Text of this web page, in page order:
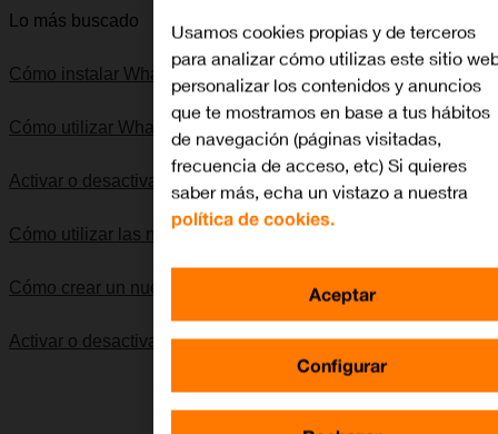
Lo más buscado
Cómo instalar WhatsApp Messenger
Cómo utilizar WhatsApp Messenger
Activar o desactivar el modo silencioso
Cómo utilizar las notificaciones
Cómo crear un nuevo contacto
Activar o desactivar el modo de avión
Usamos cookies propias y de terceros
para analizar cómo utilizas este sitio
personalizar los contenidos y anuncios
que te mostramos en base a tus hábitos
de navegación (páginas visitadas,
frecuencia de acceso, etc) Si quieres
saber más, echa un vistazo a nuestra
política de cookies.
Configurar
Aceptar